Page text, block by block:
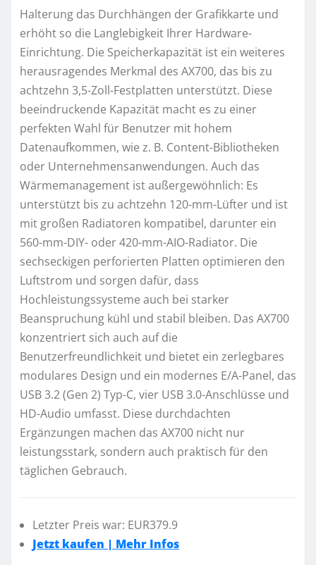
Halterung das Durchhängen der Grafikkarte und
erhöht so die Langlebigkeit Ihrer Hardware-
Einrichtung. Die Speicherkapazität ist ein weiteres
herausragendes Merkmal des AX700, das bis zu
achtzehn 3,5-Zoll-Festplatten unterstützt. Diese
beeindruckende Kapazität macht es zu einer
perfekten Wahl für Benutzer mit hohem
Datenaufkommen, wie z. B. Content-Bibliotheken
oder Unternehmensanwendungen. Auch das
Wärmemanagement ist außergewöhnlich: Es
unterstützt bis zu achtzehn 120-mm-Lüfter und ist
mit großen Radiatoren kompatibel, darunter ein
560-mm-DIY- oder 420-mm-AIO-Radiator. Die
sechseckigen perforierten Platten optimieren den
Luftstrom und sorgen dafür, dass
Hochleistungssysteme auch bei starker
Beanspruchung kühl und stabil bleiben. Das AX700
konzentriert sich auch auf die
Benutzerfreundlichkeit und bietet ein zerlegbares
modulares Design und ein modernes E/A-Panel, das
USB 3.2 (Gen 2) Typ-C, vier USB 3.0-Anschlüsse und
HD-Audio umfasst. Diese durchdachten
Ergänzungen machen das AX700 nicht nur
leistungsstark, sondern auch praktisch für den
täglichen Gebrauch.
Letzter Preis war: EUR379.9
Jetzt kaufen | Mehr Infos